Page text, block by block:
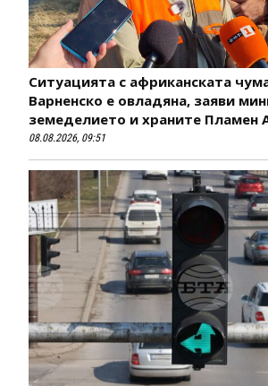
Ситуацията с африканската
Варненско е овладяна, заяви
земеделието и храните Пламен
08.08.2026, 09:51